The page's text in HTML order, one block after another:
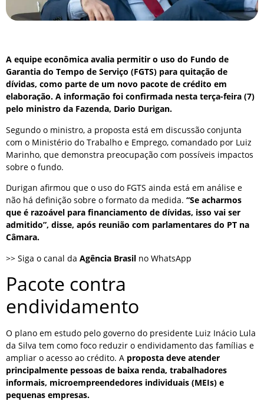
A equipe econômica avalia permitir o uso do Fundo de
Garantia do Tempo de Serviço (FGTS) para quitação de
dívidas, como parte de um novo pacote de crédito em
elaboração. A informação foi confirmada nesta terça-feira (7)
pelo ministro da Fazenda, Dario Durigan.
Segundo o ministro, a proposta está em discussão conjunta
com o Ministério do Trabalho e Emprego, comandado por Luiz
Marinho, que demonstra preocupação com possíveis impactos
sobre o fundo.
Durigan afirmou que o uso do FGTS ainda está em análise e
não há definição sobre o formato da medida. “Se acharmos
que é razoável para financiamento de dívidas, isso vai ser
admitido”, disse, após reunião com parlamentares do PT na
Câmara.
>> Siga o canal da Agência Brasil no WhatsApp
Pacote contra
endividamento
O plano em estudo pelo governo do presidente Luiz Inácio Lula
da Silva tem como foco reduzir o endividamento das famílias e
ampliar o acesso ao crédito. A proposta deve atender
principalmente pessoas de baixa renda, trabalhadores
informais, microempreendedores individuais (MEIs) e
pequenas empresas.